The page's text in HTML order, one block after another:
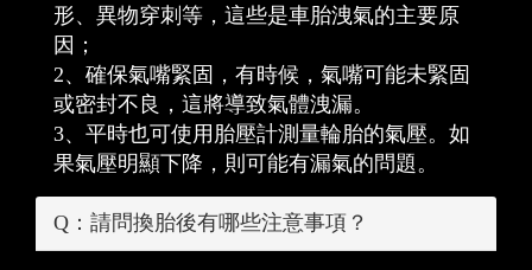
形、異物穿刺等，這些是車胎洩氣的主要原
因；
2、確保氣嘴緊固，有時候，氣嘴可能未緊固
或密封不良，這將導致氣體洩漏。
3、平時也可使用胎壓計測量輪胎的氣壓。如
果氣壓明顯下降，則可能有漏氣的問題。
Q：請問換胎後有哪些注意事項？